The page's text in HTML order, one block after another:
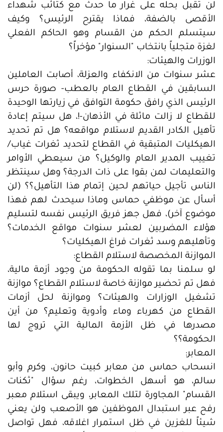
لن تقبل بحله على غرار ما حدث مع كتائب شهداء
الأقصى بالضفة، فماذا يقترح الرئيس؟ وكيف
سيتسلم الحكم من القسام وهو الحاكم الفعلي
لغزة متجلياً بانتخاب "السنوار" مؤخراً؟
الوزرات والهيئات:
عشر سنوات من الانكفاء والعزلة، أصابت العاملين
السابقين في القطاع العام بالعطب- صورة حرس
الرئيس الذي رافق حكومة التوافق في زيارتها الوحيدة
للقطاع لا زالت ماثلة في الأذهان-!، هل سيتم إعادة
تأهيل الكادر القديم لاستلام مواقعه؟ هل تم تحديد
الهيكليات المتبقية في القطاع لتحديد ثغرات غياب/
تغييب المدير العام والوكيل؟ من سيعطي الأوامر
والتعليمات لمن بقوا على ذات الدرجة؟ وهل سينتظر
الناس تأجيل حياتهم لحين إتمام هذا التأهيل؟؟ (لن
أسأل عن موظفي حماس وماذا سيحدث لهم فهذا
موضوع آخر)، فهل جهز فريق الرئيس نفسه لتسليم
هؤلاء المضربين لعشر سنوات مواقع الخدمات؟
وتأهليهم وسد ثغرات فراغ الهيكليات؟
الموازنة المخصصة لاستلام القطاع:
لو سلمنا بما تقوله الحكومة من وجود أزمة مالية،
فهل تم تحضير موازنة خاصة لاستلام القطاع؟ موازنة
تشغيل الوزارات والهيئات؟ وموازنة لحل أزمات
القطاع من كهرباء وماء وأدوية وتعليم؟ من أين
مصدرها في ظل الأزمة المالية التي تروج لها
الحكومة؟؟
المعابر:
انسحاب حماس من معابر كبيت حانون، وكرم وأبو
سالم، هو أسهل الخطوات، رغم سؤال "ثكنات
القسام" المجاورة لتلك المعابر، ويبقى استلام معبر
رفح عبر استبدال الموظفين هو الأصعب ولن يعني
شيئاً للغزين في ظل استمرار اغلاقه، فهل تواصل